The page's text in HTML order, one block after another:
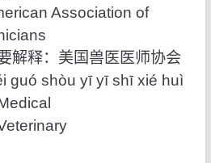
Association of
解释：美国兽医医师协会
guó shòu yī yī shī xié huì